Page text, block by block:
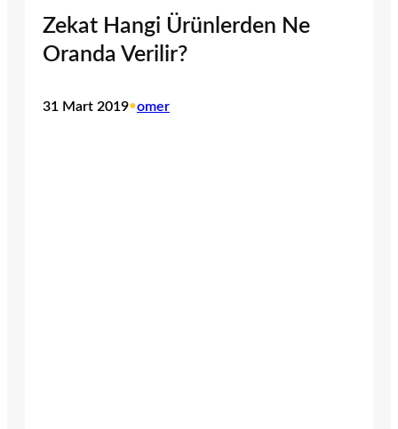
Zekat Hangi Ürünlerden Ne
Oranda Verilir?
31 Mart 2019•omer